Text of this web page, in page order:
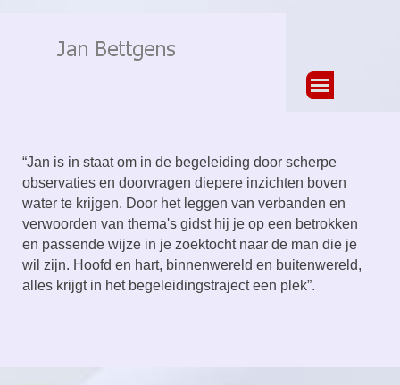
“Jan is in staat om in de begeleiding door scherpe
observaties en doorvragen diepere inzichten boven
water te krijgen. Door het leggen van verbanden en
verwoorden van thema's gidst hij je op een betrokken
en passende wijze in je zoektocht naar de man die je
wil zijn. Hoofd en hart, binnenwereld en buitenwereld,
alles krijgt in het begeleidingstraject een plek”.